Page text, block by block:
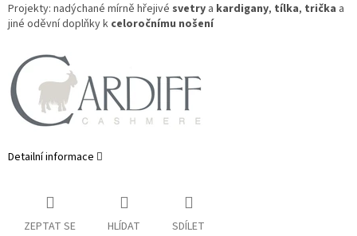
Projekty: nadýchané mírně hřejivé svetry a kardigany, tílka, trička a
jiné oděvní doplňky k celoročnímu nošení
Detailní informace
ZEPTAT SE HLÍDAT SDÍLET